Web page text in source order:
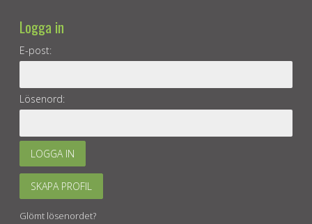
Logga in
E-post:
Lösenord:
LOGGA IN
SKAPA PROFIL
Glömt lösenordet?